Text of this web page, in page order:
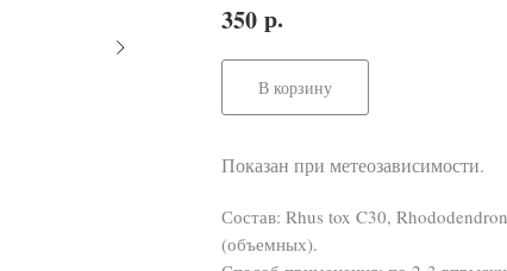
350 р.
В корзину
Показан при метеозависимости.
Состав: Rhus tox C30,
(объемных).